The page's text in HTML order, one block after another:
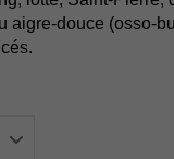
aigre-douce (osso-